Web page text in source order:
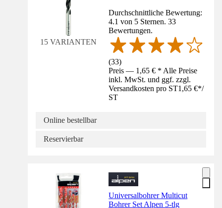
15 VARIANTEN
Durchschnittliche Bewertung:
4.1 von 5 Sternen. 33
Bewertungen.
(33)
Preis — 1,65 € * Alle Preise
inkl. MwSt. und ggf. zzgl.
Versandkosten pro ST1,65 €*/
ST
Online bestellbar
Reservierbar
Universalbohrer Multicut
Bohrer Set Alpen 5-tlg